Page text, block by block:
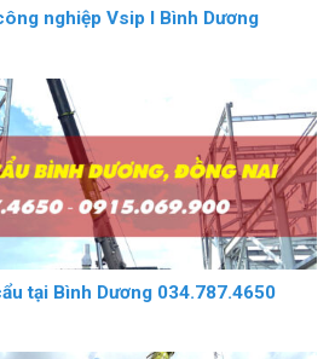
nghiệp Vsip I Bình Dương
tại Bình Dương 034.787.4650